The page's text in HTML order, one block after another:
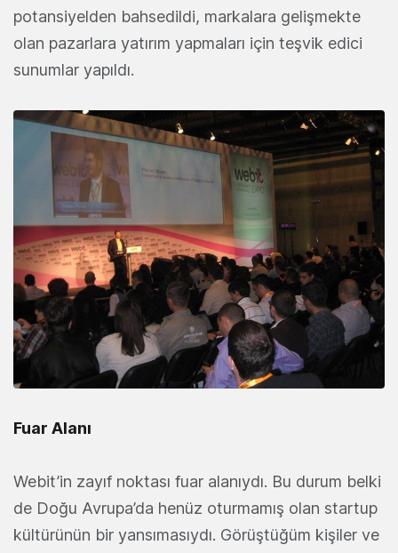
potansiyelden bahsedildi, markalara gelişmekte
olan pazarlara yatırım yapmaları için teşvik edici
sunumlar yapıldı.
Fuar Alanı
Webit’in zayıf noktası fuar alanıydı. Bu durum belki
de Doğu Avrupa’da henüz oturmamış olan startup
kültürünün bir yansımasıydı. Görüştüğüm kişiler ve